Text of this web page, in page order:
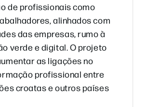
de profissionais como
alinhados com
das empresas, rumo à
verde e digital. O projeto
as ligações no
profissional entre
croatas e outros países